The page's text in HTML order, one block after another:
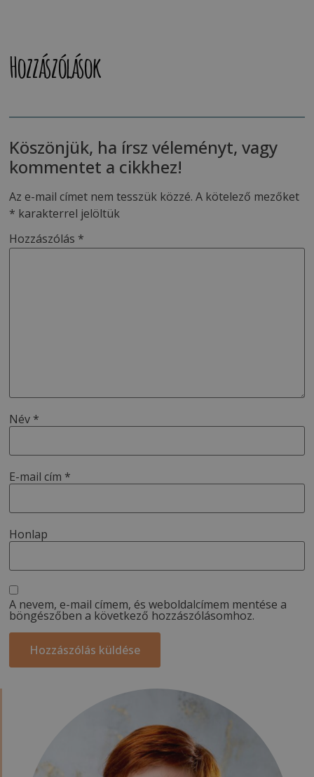
Hozzászólások
Köszönjük, ha írsz véleményt, vagy
kommentet a cikkhez!
Az e-mail címet nem tesszük közzé. A kötelező mezőket
* karakterrel jelöltük
Hozzászólás *
Név *
E-mail cím *
Honlap
A nevem, e-mail címem, és weboldalcímem mentése a
böngészőben a következő hozzászólásomhoz.